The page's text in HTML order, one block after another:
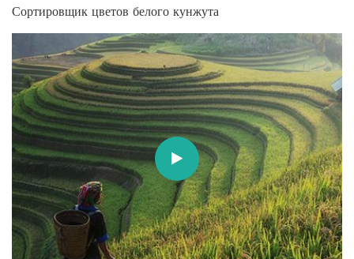
Сортировщик цветов белого кунжута